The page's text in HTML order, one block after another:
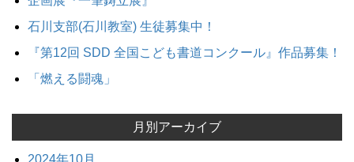
石川支部(石川教室) 生徒募集中！
『第12回 SDD 全国こども書道コンクール』作品募集！
「燃える闘魂」
月別アーカイブ